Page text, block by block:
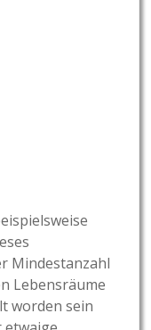
Mindestanzahl
Lebensräume
worden sein